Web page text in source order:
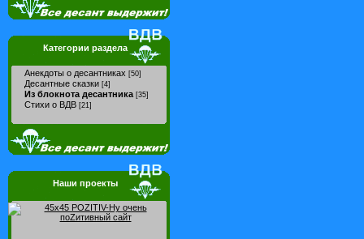
Категории раздела
Анекдоты о десантниках [50]
Десантные сказки [4]
Из блокнота десантника [35]
Стихи о ВДВ [21]
Наши проекты